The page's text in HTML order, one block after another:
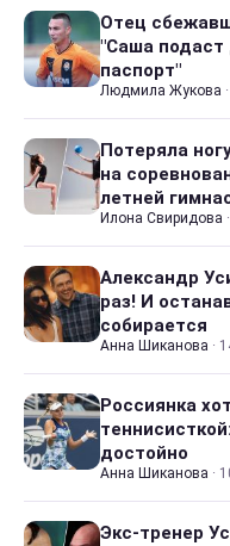
Отец
"Саша подаст
паспорт"
Людмила Жукова ·
Потеряла
на
летней
Илона Свиридова ·
Александр
раз! И
собирается
Анна Шиканова ·
Россиянка
достойно
Анна Шиканова ·
Экс-тренер